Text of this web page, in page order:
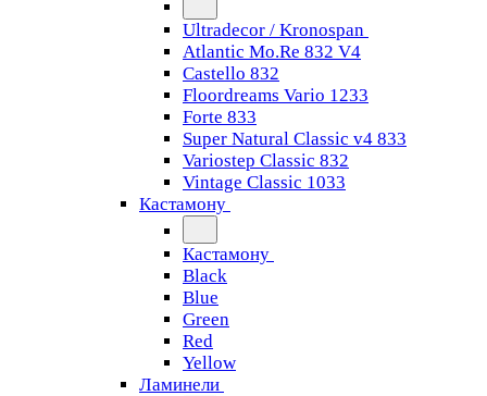
Ultradecor / Kronospan
Atlantic Mo.Re 832 V4
Castello 832
Floordreams Vario 1233
Forte 833
Super Natural Classic v4 833
Variostep Classic 832
Vintage Classic 1033
Кастамону
Кастамону
Black
Blue
Green
Red
Yellow
Ламинели